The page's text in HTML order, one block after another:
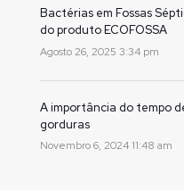
Bactérias em Fossas
do produto ECOFOSSA
Agosto 26, 2025 3:34 pm
A importância do tempo
gorduras
Novembro 6, 2024 11:48 am